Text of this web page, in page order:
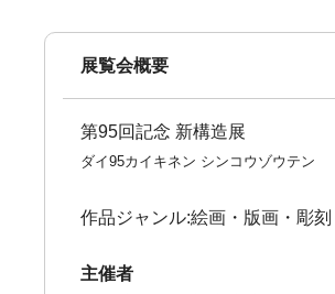
展覧会概要
第95回記念 新構造展
ダイ95カイキネン シンコウゾウテン
作品ジャンル:絵画・版画・彫
主催者